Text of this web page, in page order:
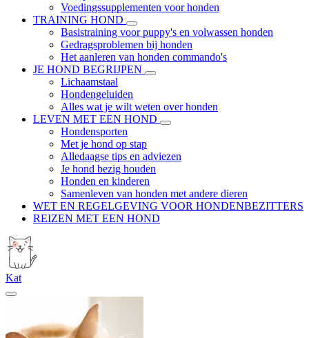
Voedingssupplementen voor honden
TRAINING HOND
Basistraining voor puppy's en volwassen honden
Gedragsproblemen bij honden
Het aanleren van honden commando's
JE HOND BEGRIJPEN
Lichaamstaal
Hondengeluiden
Alles wat je wilt weten over honden
LEVEN MET EEN HOND
Hondensporten
Met je hond op stap
Alledaagse tips en adviezen
Je hond bezig houden
Honden en kinderen
Samenleven van honden met andere dieren
WET EN REGELGEVING VOOR HONDENBEZITTERS
REIZEN MET EEN HOND
Kat